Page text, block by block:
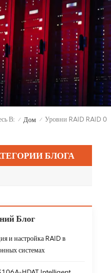
В: / Дом / Уровни RAID RAID 0
БЛОГА
Блог
и настройка RAID в
системах